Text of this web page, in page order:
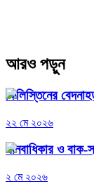
আরও পড়ুন
ফিলিস্তিনের
২২ মে ২০২৬
মানবাধিকার ও বাক-
২ মে ২০২৬